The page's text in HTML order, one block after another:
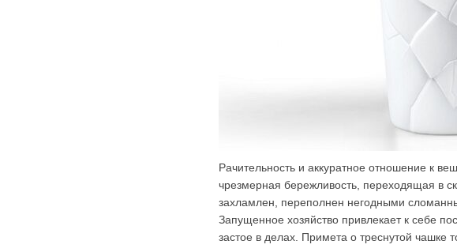
Рачительность и аккуратное отношение к
чрезмерная бережливость, переходящая в
захламлен, переполнен негодными
Запущенное хозяйство привлекает к себе
застое в делах. Примета о треснутой чашке